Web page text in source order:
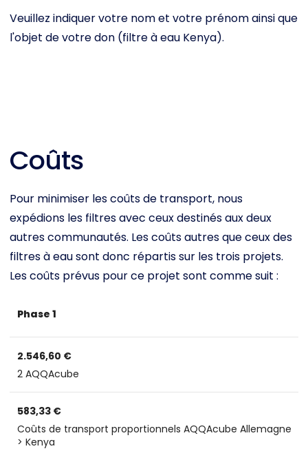
Veuillez indiquer votre nom et votre prénom ainsi que
l'objet de votre don (filtre à eau Kenya).
Coûts
Pour minimiser les coûts de transport, nous
expédions les filtres avec ceux destinés aux deux
autres communautés. Les coûts autres que ceux des
filtres à eau sont donc répartis sur les trois projets.
Les coûts prévus pour ce projet sont comme suit :
Phase 1
2.546,60 €
2 AQQAcube
583,33 €
Coûts de transport proportionnels AQQAcube Allemagne
> Kenya